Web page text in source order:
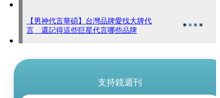
【男神代言華碩】台灣品牌愛找大牌代
言 還記得這些巨星代言哪些品牌
支持鏡週刊